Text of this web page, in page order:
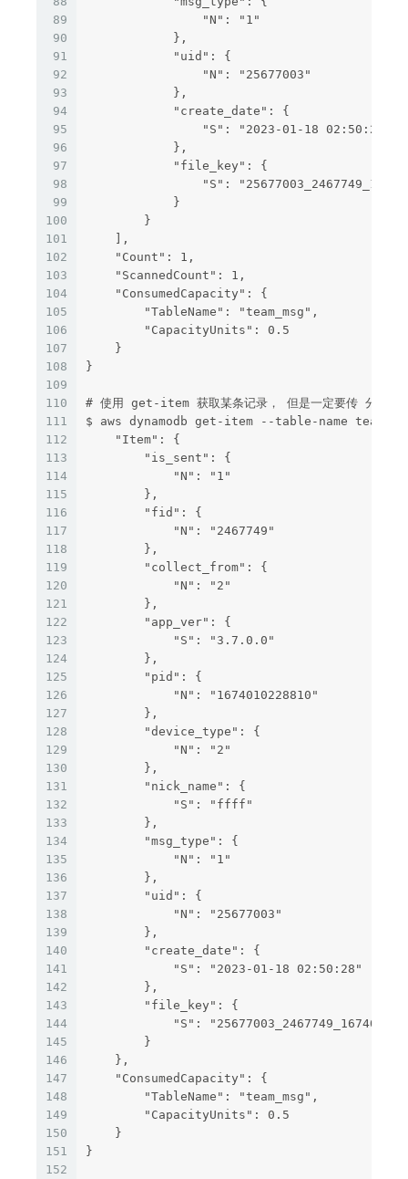
89
90
91
92
93
94
95
96
97
98
99
100
101
102
103
104
105
106
107
108
109
110
111
112
113
114
115
116
117
118
119
120
121
122
123
124
125
126
127
128
129
130
131
132
133
134
135
136
137
138
139
140
141
142
143
144
145
146
147
148
149
150
151
152
                "N": "1"
            },
            "uid": {
                "N": "25677003"
            },
            "create_date": {
                "S": "2023-01-18 02:50:28"
            },
            "file_key": {
"S":
            }
        }
    ],
    "Count": 1,
    "ScannedCount": 1,
    "ConsumedCapacity": {
        "TableName": "team_msg",
        "CapacityUnits": 0.5
    }
}
# 使用 get-item 获取某条记录， 但是一定要传 分区
$ aws dynamodb get-item --table-
    "Item": {
        "is_sent": {
            "N": "1"
        },
        "fid": {
            "N": "2467749"
        },
        "collect_from": {
            "N": "2"
        },
        "app_ver": {
            "S": "3.7.0.0"
        },
        "pid": {
            "N": "1674010228810"
        },
        "device_type": {
            "N": "2"
        },
        "nick_name": {
            "S": "ffff"
        },
        "msg_type": {
            "N": "1"
        },
        "uid": {
            "N": "25677003"
        },
        "create_date": {
            "S": "2023-01-18 02:50:28"
        },
        "file_key": {
"S":
        }
    },
    "ConsumedCapacity": {
        "TableName": "team_msg",
        "CapacityUnits": 0.5
    }
}